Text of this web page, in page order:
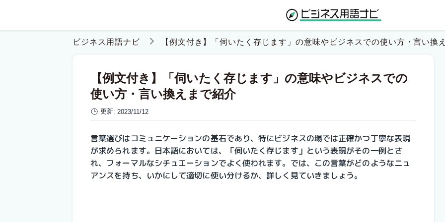
ビジネス用語ナビ 【例文付き】「伺いたく存じます」の意味やビジネスでの使い方・言い換
【例文付き】「伺いたく存じます」の意味やビジネスでの
使い方・言い換えまで紹介
更新: 2023/11/12
言葉選びはコミュニケーションの基石であり、特にビジネスの場では正確かつ丁寧な表現
が求められます。日本語においては、「伺いたく存じます」という表現がその一例とさ
れ、フォーマルなシチュエーションでよく使われます。では、この言葉がどのようなニュ
アンスを持ち、いかにして適切に使い分けるか、詳しく見ていきましょう。